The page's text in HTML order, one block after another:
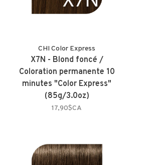
CHI Color Express
X7N - Blond foncé /
Coloration permanente 10
minutes "Color Express"
(85g/3.0oz)
17,90$CA